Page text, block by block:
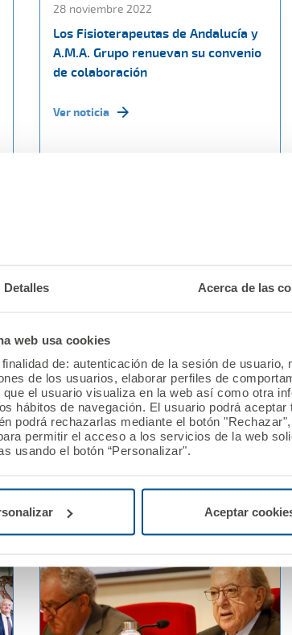
Detalles Acerca de las
web usa cookies
de: autenticación de la sesión de usuario,
de los usuarios, elaborar perfiles de
el usuario visualiza en la web así como otra
hábitos de navegación. El usuario podrá aceptar
podrá rechazarlas mediante el botón
permitir el acceso a los servicios de la web
usando el botón “Personalizar".
Aceptar
28 noviembre 2022
Los Fisioterapeutas de Andalucía y
A.M.A. Grupo renuevan su convenio
de colaboración
Ver noticia
16 noviembre 2022
La Fundación A.M.A. apoya a la
investigación de los niños con
trastornos graves de
neurodesarrollo
Ver noticia